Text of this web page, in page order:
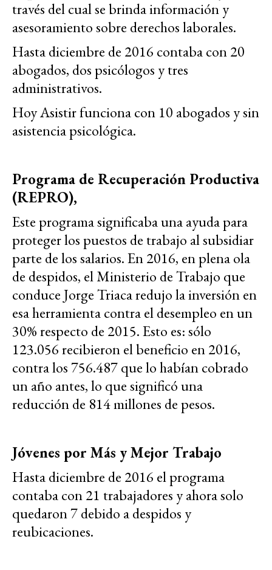
través del cual se brinda información y
asesoramiento sobre derechos laborales.
Hasta diciembre de 2016 contaba con 20
abogados, dos psicólogos y tres
administrativos.
Hoy Asistir funciona con 10 abogados y sin
asistencia psicológica.
Programa de Recuperación Productiva
(REPRO),
Este programa significaba una ayuda para
proteger los puestos de trabajo al subsidiar
parte de los salarios. En 2016, en plena ola
de despidos, el Ministerio de Trabajo que
conduce Jorge Triaca redujo la inversión en
esa herramienta contra el desempleo en un
30% respecto de 2015. Esto es: sólo
123.056 recibieron el beneficio en 2016,
contra los 756.487 que lo habían cobrado
un año antes, lo que significó una
reducción de 814 millones de pesos.
Jóvenes por Más y Mejor Trabajo
Hasta diciembre de 2016 el programa
contaba con 21 trabajadores y ahora solo
quedaron 7 debido a despidos y
reubicaciones.